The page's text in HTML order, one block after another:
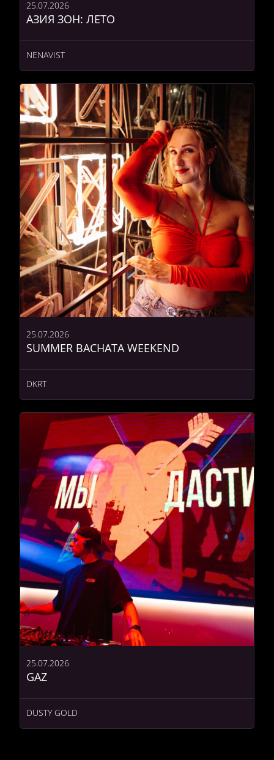
АЗИЯ ЗОН: ЛЕТО
25.07.2026
NENAVIST
SUMMER BACHATA WEEKEND
25.07.2026
DKRT
GAZ
25.07.2026
DUSTY GOLD